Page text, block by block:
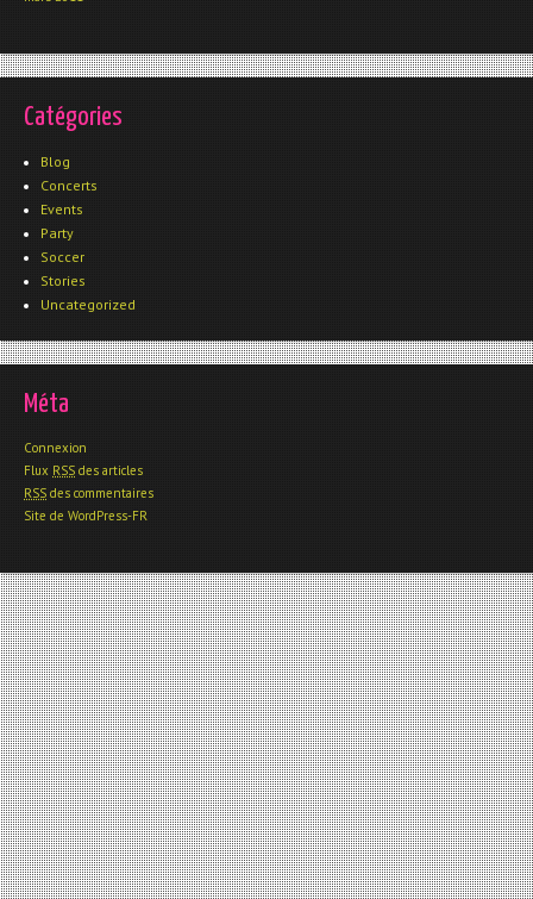
Catégories
Blog
Concerts
Events
Party
Soccer
Stories
Uncategorized
Méta
Connexion
Flux RSS des articles
RSS des commentaires
Site de WordPress-FR